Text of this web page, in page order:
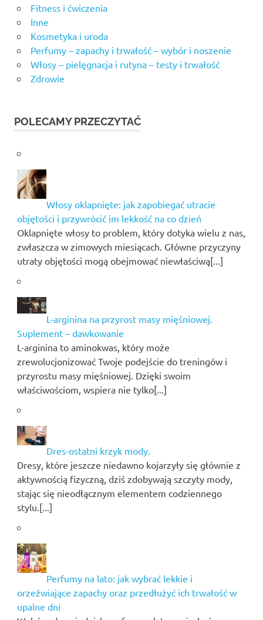
Fitness i ćwiczenia
Inne
Kosmetyka i uroda
Perfumy – zapachy i trwałość – wybór i noszenie
Włosy – pielęgnacja i rutyna – testy i trwałość
Zdrowie
POLECAMY PRZECZYTAĆ
Włosy oklapnięte: jak zapobiegać utracie
objętości i przywrócić im lekkość na co dzień
Oklapnięte włosy to problem, który dotyka wielu z nas,
zwłaszcza w zimowych miesiącach. Główne przyczyny
utraty objętości mogą obejmować niewłaściwą[...]
L-arginina na przyrost masy mięśniowej.
Suplement – dawkowanie
L-arginina to aminokwas, który może
zrewolucjonizować Twoje podejście do treningów i
przyrostu masy mięśniowej. Dzięki swoim
właściwościom, wspiera nie tylko[...]
Dres-ostatni krzyk mody.
Dresy, które jeszcze niedawno kojarzyły się głównie z
aktywnością fizyczną, dziś zdobywają szczyty mody,
stając się nieodłącznym elementem codziennego
stylu.[...]
Perfumy na lato: jak wybrać lekkie i
orzeźwiające zapachy oraz przedłużyć ich trwałość w
upalne dni